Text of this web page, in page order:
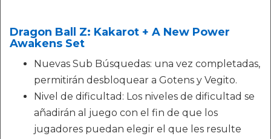
Dragon Ball Z: Kakarot + A New Power
Awakens Set
Nuevas Sub Búsquedas: una vez completadas,
permitirán desbloquear a Gotens y Vegito.
Nivel de dificultad: Los niveles de dificultad se
añadirán al juego con el fin de que los
jugadores puedan elegir el que les resulte